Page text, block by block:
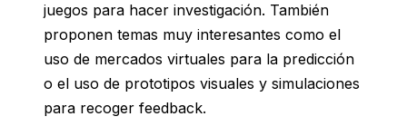
juegos para hacer investigación. También
proponen temas muy interesantes como el
uso de mercados virtuales para la predicción
o el uso de prototipos visuales y simulaciones
para recoger feedback.